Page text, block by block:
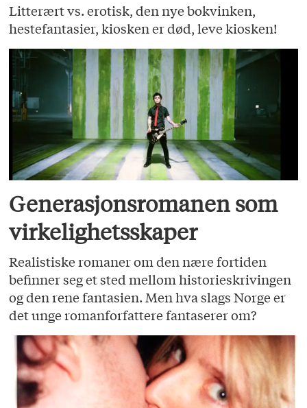
Litterært vs. erotisk, den nye bokvinken,
hestefantasier, kiosken er død, leve kiosken!
Generasjonsromanen som
virkelighetsskaper
Realistiske romaner om den nære fortiden
befinner seg et sted mellom historieskrivingen
og den rene fantasien. Men hva slags Norge er
det unge romanforfattere fantaserer om?